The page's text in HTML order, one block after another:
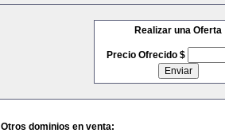
Realizar una Oferta
Precio Ofrecido $
Otros dominios en venta: